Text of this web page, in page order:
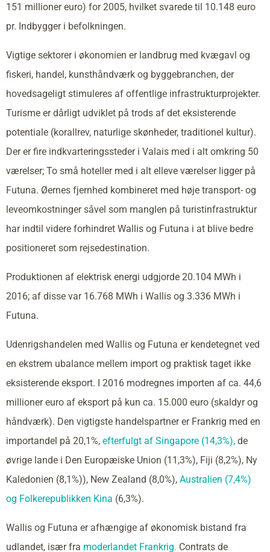
151 millioner euro) for 2005, hvilket svarede til 10.148 euro
pr. Indbygger i befolkningen.
Vigtige sektorer i økonomien er landbrug med kvægavl og
fiskeri, handel, kunsthåndværk og byggebranchen, der
hovedsageligt stimuleres af offentlige infrastrukturprojekter.
Turisme er dårligt udviklet på trods af det eksisterende
potentiale (korallrev, naturlige skønheder, traditionel kultur).
Der er fire indkvarteringssteder i Valais med i alt omkring 50
værelser; To små hoteller med i alt elleve værelser ligger på
Futuna. Øernes fjernhed kombineret med høje transport- og
leveomkostninger såvel som manglen på turistinfrastruktur
har indtil videre forhindret Wallis og Futuna i at blive bedre
positioneret som rejsedestination.
Produktionen af elektrisk energi udgjorde 20.104 MWh i
2016; af disse var 16.768 MWh i Wallis og 3.336 MWh i
Futuna.
Udenrigshandelen med Wallis og Futuna er kendetegnet ved
en ekstrem ubalance mellem import og praktisk taget ikke
eksisterende eksport. I 2016 modregnes importen af ca. 44,6
millioner euro af eksport på kun ca. 15.000 euro (skaldyr og
håndværk). Den vigtigste handelspartner er Frankrig med en
importandel på 20,1%, efterfulgt af Singapore (14,3%), de
øvrige lande i Den Europæiske Union (11,3%), Fiji (8,2%), Ny
Kaledonien (8,1%)), New Zealand (8,0%), Australien (7,4%)
og Folkerepublikken Kina (6,3%).
Wallis og Futuna er afhængige af økonomisk bistand fra
udlandet, især fra moderlandet Frankrig. Contrats de